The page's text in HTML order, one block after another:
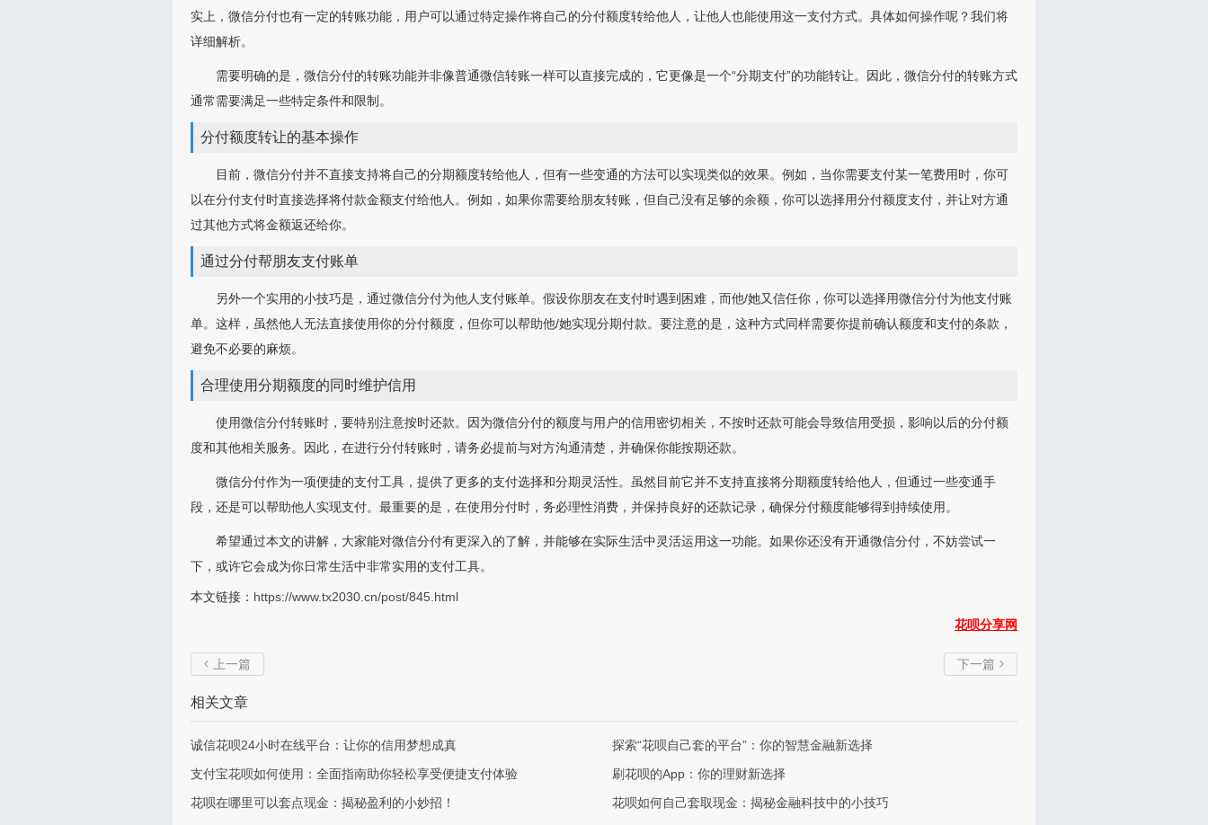
实上，微信分付也有一定的转账功能，用户可以通过特定操作将自己的分付额度转给他人，让他人也能使用这一支付方式。具体如何操作呢？我们将
详细解析。
需要明确的是，微信分付的转账功能并非像普通微信转账一样可以直接完成的，它更像是一个“分期支付”的功能转让。因此，微信分付的转账方式
通常需要满足一些特定条件和限制。
分付额度转让的基本操作
目前，微信分付并不直接支持将自己的分期额度转给他人，但有一些变通的方法可以实现类似的效果。例如，当你需要支付某一笔费用时，你可
以在分付支付时直接选择将付款金额支付给他人。例如，如果你需要给朋友转账，但自己没有足够的余额，你可以选择用分付额度支付，并让对方通
过其他方式将金额返还给你。
通过分付帮朋友支付账单
另外一个实用的小技巧是，通过微信分付为他人支付账单。假设你朋友在支付时遇到困难，而他/她又信任你，你可以选择用微信分付为他支付账
单。这样，虽然他人无法直接使用你的分付额度，但你可以帮助他/她实现分期付款。要注意的是，这种方式同样需要你提前确认额度和支付的条款，
避免不必要的麻烦。
合理使用分期额度的同时维护信用
使用微信分付转账时，要特别注意按时还款。因为微信分付的额度与用户的信用密切相关，不按时还款可能会导致信用受损，影响以后的分付额
度和其他相关服务。因此，在进行分付转账时，请务必提前与对方沟通清楚，并确保你能按期还款。
微信分付作为一项便捷的支付工具，提供了更多的支付选择和分期灵活性。虽然目前它并不支持直接将分期额度转给他人，但通过一些变通手
段，还是可以帮助他人实现支付。最重要的是，在使用分付时，务必理性消费，并保持良好的还款记录，确保分付额度能够得到持续使用。
希望通过本文的讲解，大家能对微信分付有更深入的了解，并能够在实际生活中灵活运用这一功能。如果你还没有开通微信分付，不妨尝试一
下，或许它会成为你日常生活中非常实用的支付工具。
本文链接： https://www.tx2030.cn/post/845.html
花呗分享网
 上一篇 下一篇 
相关文章
诚信花呗24小时在线平台：让你的信用梦想成真
探索“花呗自己套的平台”：你的智慧金融新选择
支付宝花呗如何使用：全面指南助你轻松享受便捷支付体验
刷花呗的App：你的理财新选择
花呗在哪里可以套点现金：揭秘盈利的小妙招！
花呗如何自己套取现金：揭秘金融科技中的小技巧